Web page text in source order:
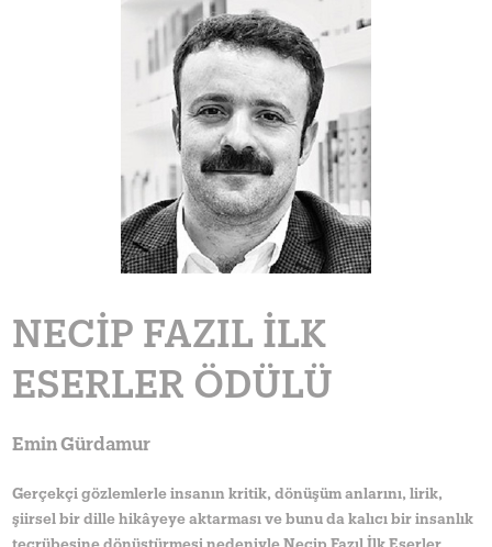
NECIP FAZIL İLK
ESERLER ÖDÜLÜ
Emin Gürdamur
Gerçekçi gözlemlerle insanın kritik, dönüşüm anlarını, lirik,
şiirsel bir dille hikâyeye aktarması ve bunu da kalıcı bir insanlık
tecrübesine dönüştürmesi nedeniyle Necip Fazıl İlk Eserler